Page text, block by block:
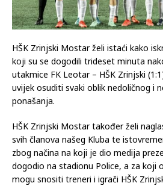
HŠK Zrinjski Mostar želi istaći kako
koji su se dogodili trideset minuta
utakmice FK Leotar – HŠK Zrinjski
uvijek osuditi svaki oblik nedoličnog i
ponašanja.
HŠK Zrinjski Mostar također želi
svih članova našeg Kluba te
zbog načina na koji je dio medija
dogodio na stadionu Police, a za koji
mogu snositi treneri i igrači HŠK